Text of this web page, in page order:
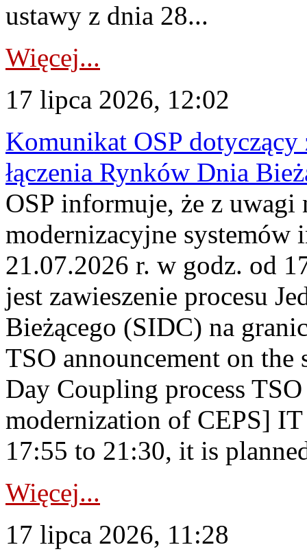
ustawy z dnia 28...
Więcej...
17 lipca 2026, 12:02
Komunikat OSP dotyczący
łączenia Rynków Dnia
OSP informuje, że z uwagi
modernizacyjne
21.07.2026 r. w godz. od
jest zawieszenie procesu
Bieżącego (SIDC) na
TSO announcement on
Day Coupling process
modernization of CEPS]
17:55 to 21:30, it is
Więcej...
17 lipca 2026, 11:28